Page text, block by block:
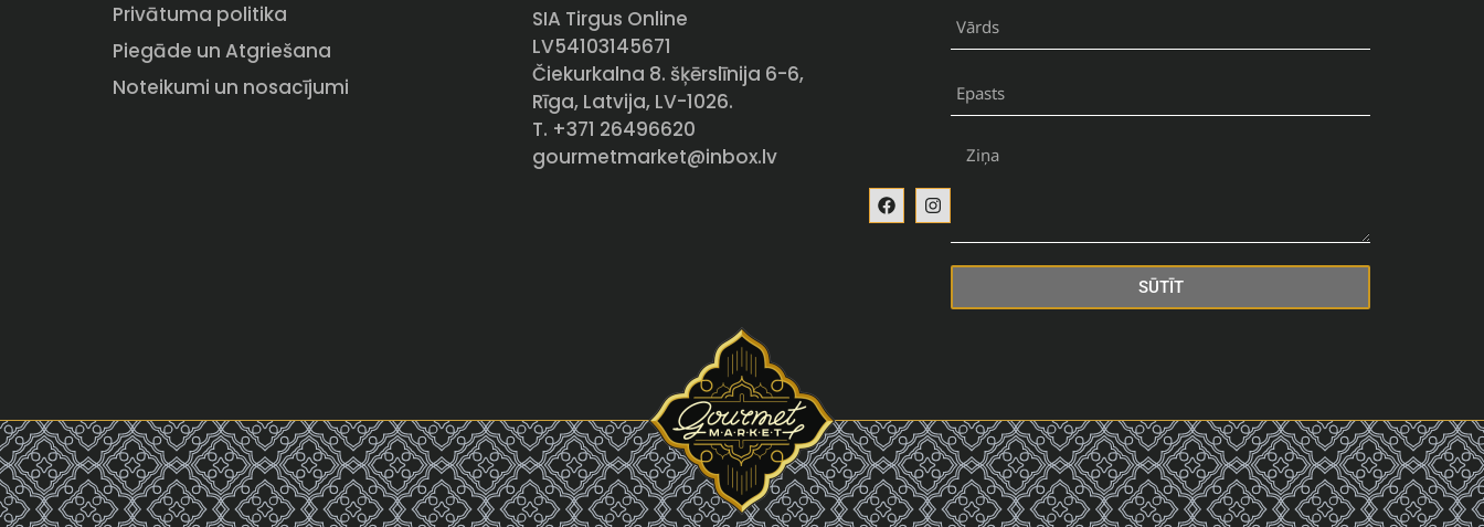
Privātuma politika
Piegāde un Atgriešana
Noteikumi un nosacījumi
SIA Tirgus Online
LV54103145671
Čiekurkalna 8. šķērslīnija 6-6,
Rīga, Latvija, LV-1026.
T. +371 26496620
gourmetmarket@inbox.lv
SŪTĪT